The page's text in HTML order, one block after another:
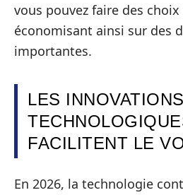
vous pouvez faire des choix
économisant ainsi sur des
importantes.
LES INNOVATIONS
FACILITENT LE
En 2026, la technologie